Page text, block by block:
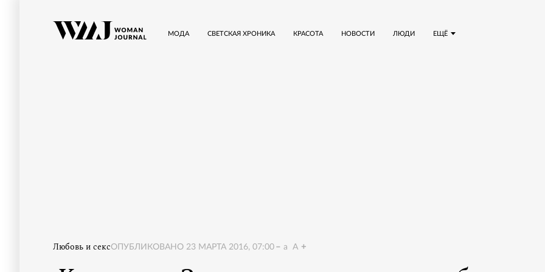
ЕЩЁ
МОДА СВЕТСКАЯ ХРОНИКА КРАСОТА НОВОСТИ ЛЮДИ
Любовь и сексОПУБЛИКОВАНО 23 МАРТА 2016, 07:00 a A